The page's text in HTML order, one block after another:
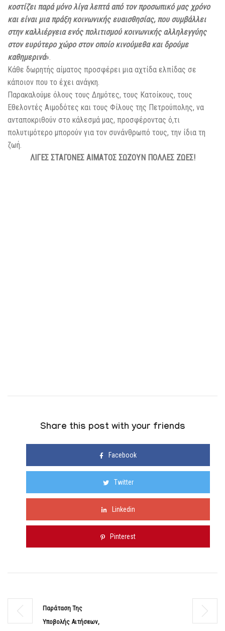
κοστίζει παρά μόνο λίγα λεπτά από τον προσωπικό μας χρόνο
και είναι μια πράξη κοινωνικής ευαισθησίας, που συμβάλλει
στην καλλιέργεια ενός πολιτισμού κοινωνικής αλληλεγγύης
στον ευρύτερο χώρο στον οποίο κινούμεθα και δρούμε
καθημερινά».
Κάθε δωρητής αίματος προσφέρει μια αχτίδα ελπίδας σε
κάποιον που το έχει ανάγκη.
Παρακαλούμε όλους τους Δημότες, τους Κατοίκους, τους
Εθελοντές Αιμοδότες και τους Φίλους της Πετρούπολης, να
ανταποκριθούν στο κάλεσμά μας, προσφέροντας ό,τι
πολυτιμότερο μπορούν για τον συνάνθρωπό τους, την ίδια τη
ζωή.
ΛΙΓΕΣ ΣΤΑΓΟΝΕΣ ΑΙΜΑΤΟΣ ΣΩΖΟΥΝ ΠΟΛΛΕΣ ΖΩΕΣ!
Share this post with your friends
Facebook
Twitter
Linkedin
Pinterest
Παράταση Της
Υποβολής Αιτήσεων,